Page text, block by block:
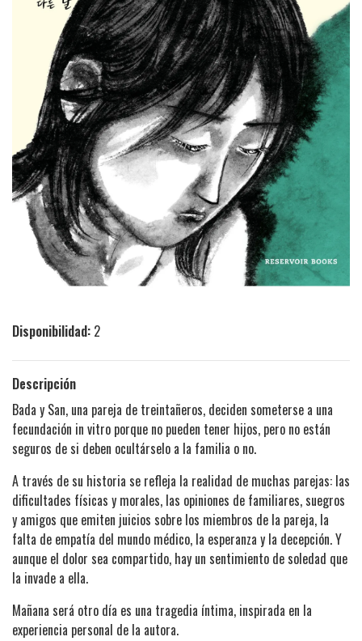
Disponibilidad: 2
Descripción
Bada y San, una pareja de treintañeros, deciden someterse a una
fecundación in vitro porque no pueden tener hijos, pero no están
seguros de si deben ocultárselo a la familia o no.
A través de su historia se refleja la realidad de muchas parejas: las
dificultades físicas y morales, las opiniones de familiares, suegros
y amigos que emiten juicios sobre los miembros de la pareja, la
falta de empatía del mundo médico, la esperanza y la decepción. Y
aunque el dolor sea compartido, hay un sentimiento de soledad que
la invade a ella.
Mañana será otro día es una tragedia íntima, inspirada en la
experiencia personal de la autora.